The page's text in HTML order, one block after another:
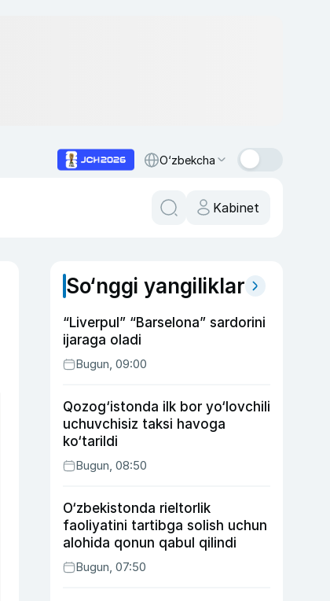
O‘zbekcha
Kabinet
So‘nggi yangiliklar
“Liverpul” “Barselona” sardorini
ijaraga oladi
Bugun, 09:00
Qozog‘istonda ilk bor yo‘lovchili
uchuvchisiz taksi havoga
ko‘tarildi
Bugun, 08:50
O‘zbekistonda rieltorlik
faoliyatini tartibga solish uchun
alohida qonun qabul qilindi
Bugun, 07:50